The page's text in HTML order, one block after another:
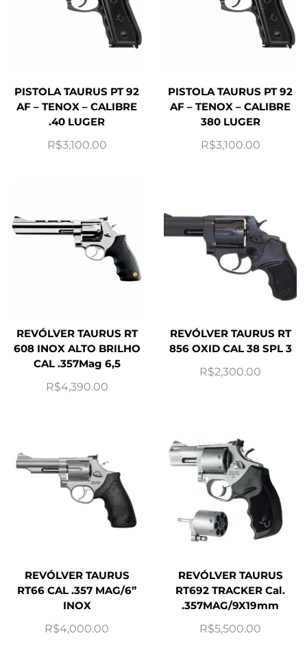
PISTOLA TAURUS PT 92
AF – TENOX – CALIBRE
.40 LUGER
R$3,100.00
PISTOLA TAURUS PT 92
AF – TENOX – CALIBRE
380 LUGER
R$3,100.00
REVÓLVER TAURUS RT
608 INOX ALTO BRILHO
CAL .357Mag 6,5
R$4,390.00
REVÓLVER TAURUS RT
856 OXID CAL 38 SPL 3
R$2,300.00
REVÓLVER TAURUS
RT66 CAL .357 MAG/6”
INOX
R$4,000.00
REVÓLVER TAURUS
RT692 TRACKER Cal.
.357MAG/9X19mm
R$5,500.00